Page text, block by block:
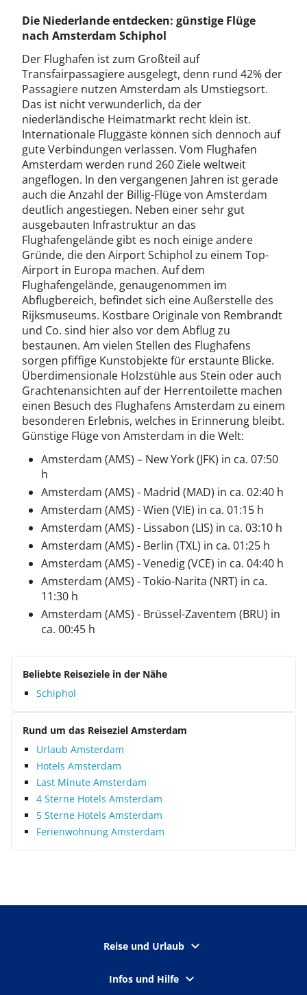
Die Niederlande entdecken: günstige Flüge
nach Amsterdam Schiphol
Der Flughafen ist zum Großteil auf
Transfairpassagiere ausgelegt, denn rund 42% der
Passagiere nutzen Amsterdam als Umstiegsort.
Das ist nicht verwunderlich, da der
niederländische Heimatmarkt recht klein ist.
Internationale Fluggäste können sich dennoch auf
gute Verbindungen verlassen. Vom Flughafen
Amsterdam werden rund 260 Ziele weltweit
angeflogen. In den vergangenen Jahren ist gerade
auch die Anzahl der Billig-Flüge von Amsterdam
deutlich angestiegen. Neben einer sehr gut
ausgebauten Infrastruktur an das
Flughafengelände gibt es noch einige andere
Gründe, die den Airport Schiphol zu einem Top-
Airport in Europa machen. Auf dem
Flughafengelände, genaugenommen im
Abflugbereich, befindet sich eine Außerstelle des
Rijksmuseums. Kostbare Originale von Rembrandt
und Co. sind hier also vor dem Abflug zu
bestaunen. Am vielen Stellen des Flughafens
sorgen pfiffige Kunstobjekte für erstaunte Blicke.
Überdimensionale Holzstühle aus Stein oder auch
Grachtenansichten auf der Herrentoilette machen
einen Besuch des Flughafens Amsterdam zu einem
besonderen Erlebnis, welches in Erinnerung bleibt.
Günstige Flüge von Amsterdam in die Welt:
Amsterdam (AMS) – New York (JFK) in ca. 07:50
h
Amsterdam (AMS) - Madrid (MAD) in ca. 02:40 h
Amsterdam (AMS) - Wien (VIE) in ca. 01:15 h
Amsterdam (AMS) - Lissabon (LIS) in ca. 03:10 h
Amsterdam (AMS) - Berlin (TXL) in ca. 01:25 h
Amsterdam (AMS) - Venedig (VCE) in ca. 04:40 h
Amsterdam (AMS) - Tokio-Narita (NRT) in ca.
11:30 h
Amsterdam (AMS) - Brüssel-Zaventem (BRU) in
ca. 00:45 h
Beliebte Reiseziele in der Nähe
Schiphol
Rund um das Reiseziel Amsterdam
Urlaub Amsterdam
Hotels Amsterdam
Last Minute Amsterdam
4 Sterne Hotels Amsterdam
5 Sterne Hotels Amsterdam
Ferienwohnung Amsterdam
Reise und Urlaub
Infos und Hilfe